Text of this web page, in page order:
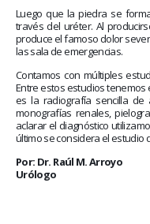
Luego que la piedra se
través del uréter. Al
produce el famoso dolor
las sala de emergencias.
Contamos con múltiples
Entre estos estudios tenemos
es la radiografía sencilla de
monografías renales,
aclarar el diagnóstico
último se considera el estudio
Por: Dr. Raúl M. Arroyo
Urólogo